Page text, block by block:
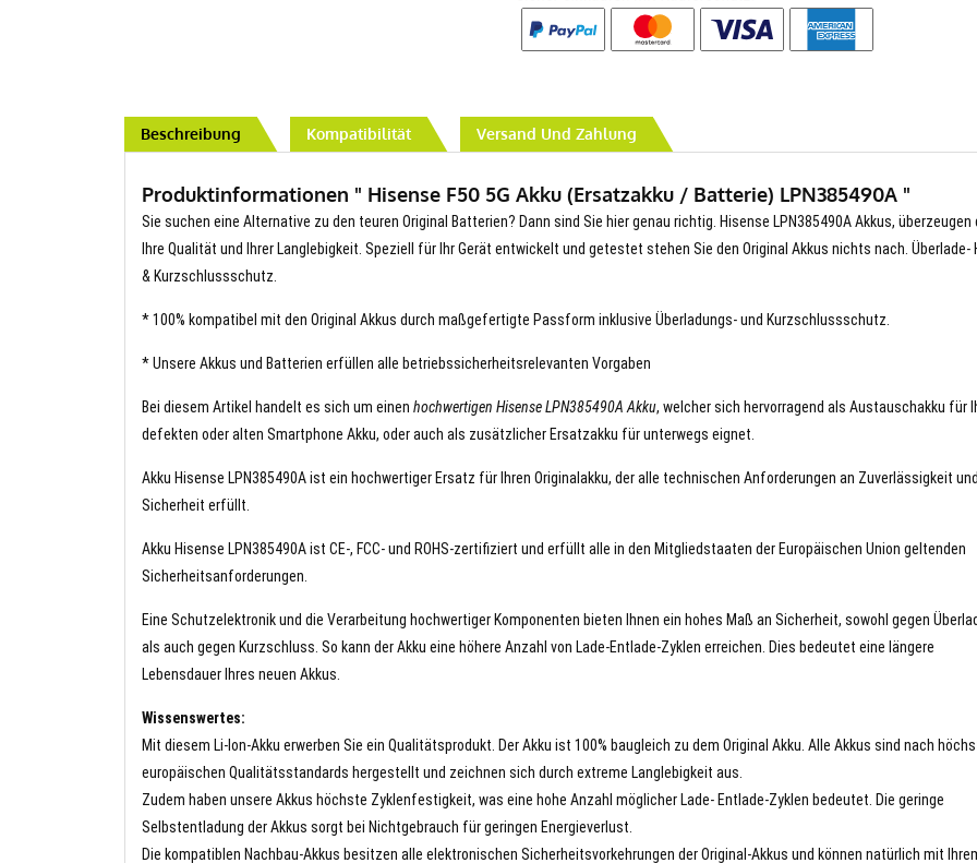
Beschreibung Kompatibilität Versand Und Zahlung
Produktinformationen " Hisense F50 5G Akku (Ersatzakku / Batterie) LPN385490A "
Sie suchen eine Alternative zu den teuren Original Batterien? Dann sind Sie hier genau richtig. Hisense LPN385490A Akkus, überzeugen
Ihre Qualität und Ihrer Langlebigkeit. Speziell für Ihr Gerät entwickelt und getestet stehen Sie den Original Akkus nichts nach. Überlade-
& Kurzschlussschutz.
* 100% kompatibel mit den Original Akkus durch maßgefertigte Passform inklusive Überladungs- und Kurzschlussschutz.
* Unsere Akkus und Batterien erfüllen alle betriebssicherheitsrelevanten Vorgaben
Bei diesem Artikel handelt es sich um einen hochwertigen Hisense LPN385490A Akku, welcher sich hervorragend als Austauschakku für
defekten oder alten Smartphone Akku, oder auch als zusätzlicher Ersatzakku für unterwegs eignet.
Akku Hisense LPN385490A ist ein hochwertiger Ersatz für Ihren Originalakku, der alle technischen Anforderungen an Zuverlässigkeit und
Sicherheit erfüllt.
Akku Hisense LPN385490A ist CE-, FCC- und ROHS-zertifiziert und erfüllt alle in den Mitgliedstaaten der Europäischen Union geltenden
Sicherheitsanforderungen.
Eine Schutzelektronik und die Verarbeitung hochwertiger Komponenten bieten Ihnen ein hohes Maß an Sicherheit, sowohl gegen
als auch gegen Kurzschluss. So kann der Akku eine höhere Anzahl von Lade-Entlade-Zyklen erreichen. Dies bedeutet eine längere
Lebensdauer Ihres neuen Akkus.
Wissenswertes:
Mit diesem Li-Ion-Akku erwerben Sie ein Qualitätsprodukt. Der Akku ist 100% baugleich zu dem Original Akku. Alle Akkus sind nach
europäischen Qualitätsstandards hergestellt und zeichnen sich durch extreme Langlebigkeit aus.
Zudem haben unsere Akkus höchste Zyklenfestigkeit, was eine hohe Anzahl möglicher Lade- Entlade-Zyklen bedeutet. Die geringe
Selbstentladung der Akkus sorgt bei Nichtgebrauch für geringen Energieverlust.
Die kompatiblen Nachbau-Akkus besitzen alle elektronischen Sicherheitsvorkehrungen der Original-Akkus und können natürlich mit